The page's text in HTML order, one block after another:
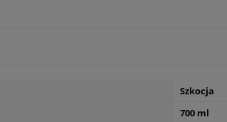
Szkocja
700 ml